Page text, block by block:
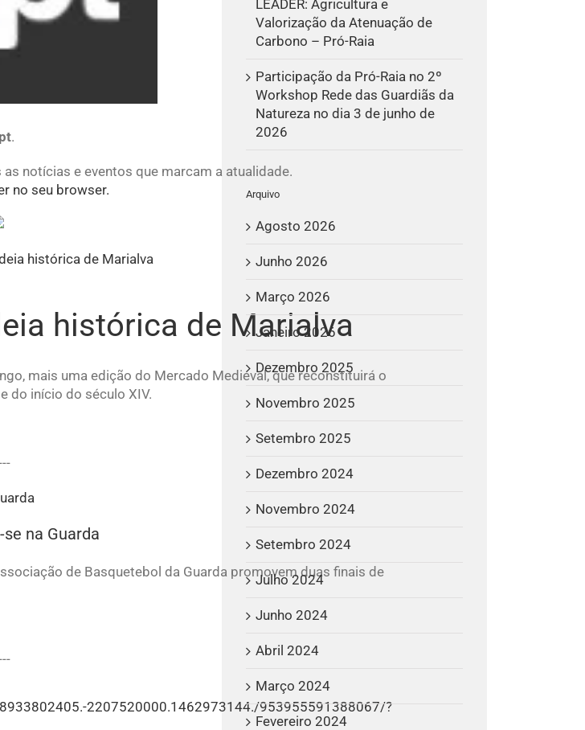
.
notícias e eventos que marcam a atualidade.
no seu browser.
histórica de Marialva
mais uma edição do Mercado Medieval, que reconstituirá o
do início do século XIV.
na Guarda
de Basquetebol da Guarda promovem duas finais de
LEADER: Agricultura e
Valorização da Atenuação de
Carbono – Pró-Raia
Participação da Pró-Raia no 2º
Workshop Rede das Guardiãs da
Natureza no dia 3 de junho de
2026
Arquivo
Agosto 2026
Junho 2026
Março 2026
Janeiro 2026
Dezembro 2025
Novembro 2025
Setembro 2025
Dezembro 2024
Novembro 2024
Setembro 2024
Julho 2024
Junho 2024
Abril 2024
Março 2024
Fevereiro 2024